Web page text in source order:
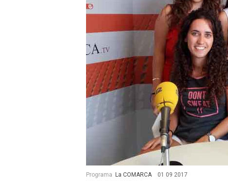
Programa La COMARCA 01 09 2017